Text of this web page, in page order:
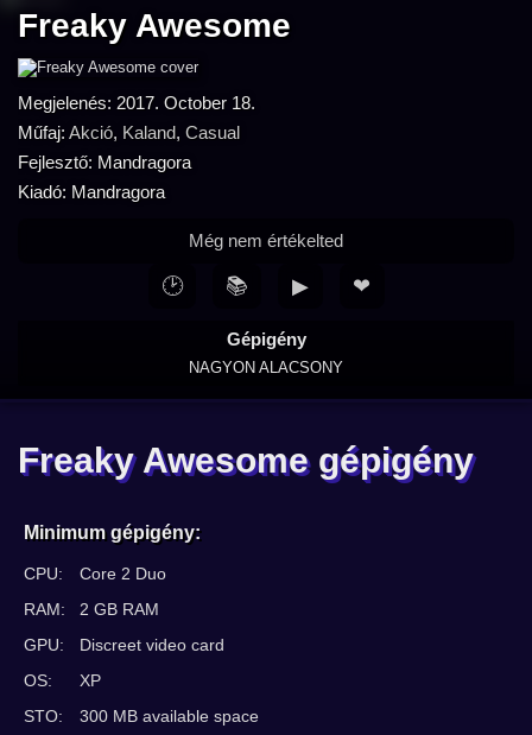
Freaky Awesome
Megjelenés: 2017. October 18.
Műfaj: Akció, Kaland, Casual
Fejlesztő: Mandragora
Kiadó: Mandragora
Gépigény
NAGYON ALACSONY
Még nem értékelted
🕑 📚 ▶ ❤
Freaky Awesome gépigény
Minimum gépigény:
CPU:
Core 2 Duo
RAM:
2 GB RAM
GPU:
Discreet video card
OS:
XP
STO:
300 MB available space